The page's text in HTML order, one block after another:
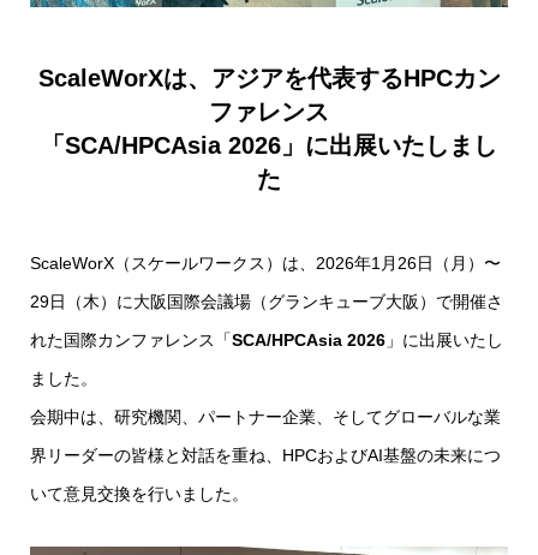
ScaleWorXは、アジアを代表するHPCカン
ファレンス
「SCA/HPCAsia 2026」に出展いたしまし
た
ScaleWorX（スケールワークス）は、2026年1月26日（月）〜
29日（木）に大阪国際会議場（グランキューブ大阪）で開催さ
れた国際カンファレンス「SCA/HPCAsia 2026 」に出展いたし
ました。
会期中は、研究機関、パートナー企業、そしてグローバルな業
界リーダーの皆様と対話を重ね、HPCおよびAI基盤の未来につ
いて意見交換を行いました。